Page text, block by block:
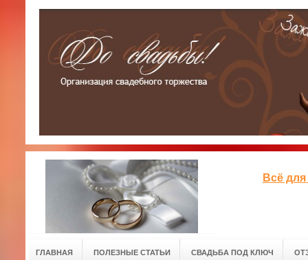
Всё
ГЛАВНАЯ ПОЛЕЗНЫЕ СТАТЬИ СВАДЬБА ПОД КЛЮЧ